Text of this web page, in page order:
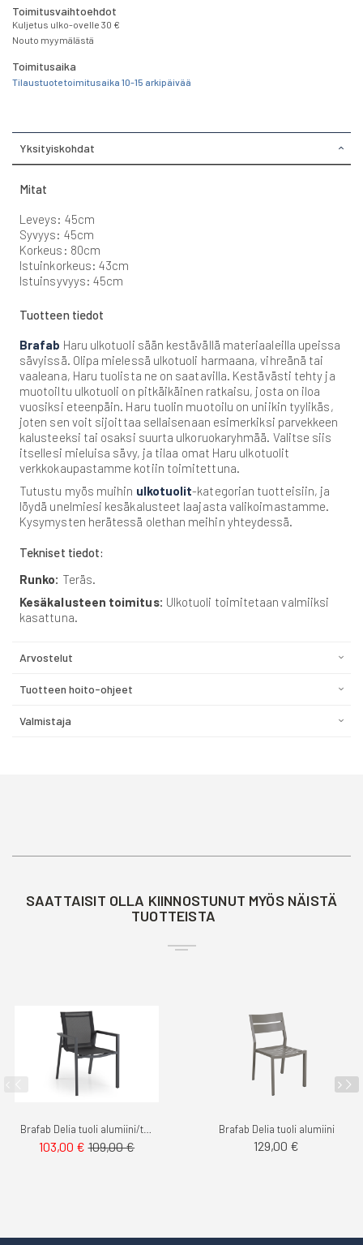
Toimitusvaihtoehdot
Kuljetus ulko-ovelle 30 €
Nouto myymälästä
Toimitusaika
Tilaustuote toimitusaika 10-15 arkipäivää
Yksityiskohdat
Mitat
Leveys: 45cm
Syvyys: 45cm
Korkeus: 80cm
Istuinkorkeus: 43cm
Istuinsyvyys: 45cm
Tuotteen tiedot
Brafab Haru ulkotuoli sään kestävällä materiaaleilla upeissa
sävyissä. Olipa mielessä ulkotuoli harmaana, vihreänä tai
vaaleana, Haru tuolista ne on saatavilla. Kestävästi tehty ja
muotoiltu ulkotuoli on pitkäikäinen ratkaisu, josta on iloa
vuosiksi eteenpäin. Haru tuolin muotoilu on uniikin tyylikäs,
joten sen voit sijoittaa sellaisenaan esimerkiksi parvekkeen
kalusteeksi tai osaksi suurta ulkoruokaryhmää. Valitse siis
itsellesi mieluisa sävy, ja tilaa omat Haru ulkotuolit
verkkokaupastamme kotiin toimitettuna.
Tutustu myös muihin ulkotuolit-kategorian tuotteisiin, ja
löydä unelmiesi kesäkalusteet laajasta valikoimastamme.
Kysymysten herätessä olethan meihin yhteydessä.
Tekniset tiedot:
Runko: Teräs.
Kesäkalusteen toimitus: Ulkotuoli toimitetaan valmiiksi
kasattuna.
Arvostelut
Tuotteen hoito-ohjeet
Valmistaja
SAATTAISIT OLLA KIINNOSTUNUT MYÖS NÄISTÄ
TUOTTEISTA
103,00 € 109,00 €
Brafab Delia tuoli alumiini
129,00 €